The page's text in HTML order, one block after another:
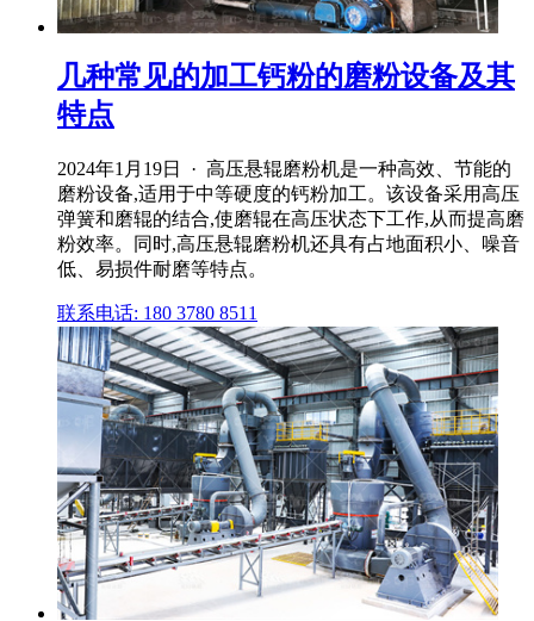
几种常见的加工钙粉的磨粉设备及其
特点
2024年1月19日 · 高压悬辊磨粉机是一种高效、节能的
磨粉设备,适用于中等硬度的钙粉加工。该设备采用高压
弹簧和磨辊的结合,使磨辊在高压状态下工作,从而提高磨
粉效率。同时,高压悬辊磨粉机还具有占地面积小、噪音
低、易损件耐磨等特点。
联系电话: 180 3780 8511